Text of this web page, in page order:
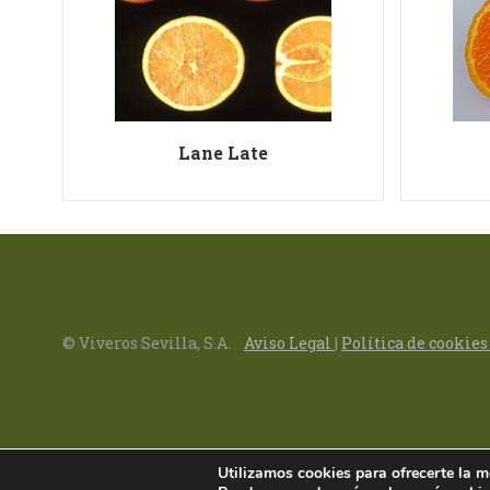
Lane Late
© Viveros Sevilla, S.A. Aviso Legal | Política de cookies
Utilizamos cookies para ofrecerte la